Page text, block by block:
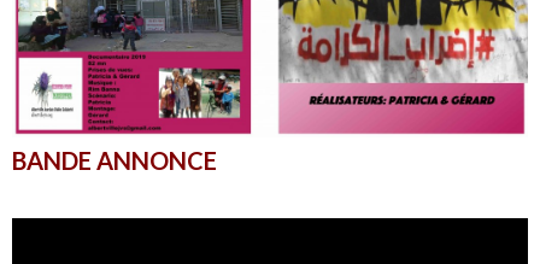
BANDE ANNONCE